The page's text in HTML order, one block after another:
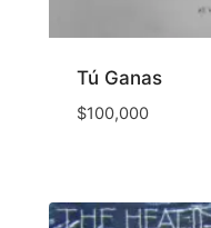
Tú Ganas
$100,000